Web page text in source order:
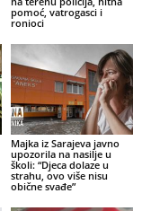
pomoć, vatrogasci i
ronioci
Majka iz Sarajeva javno
upozorila na nasilje u
školi: “Djeca dolaze u
strahu, ovo više nisu
obične svađe”